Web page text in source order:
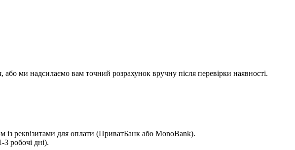
ми надсилаємо вам точний розрахунок вручну після перевірки наявності.
із реквізитами для оплати (ПриватБанк або MonoBank).
робочі дні).